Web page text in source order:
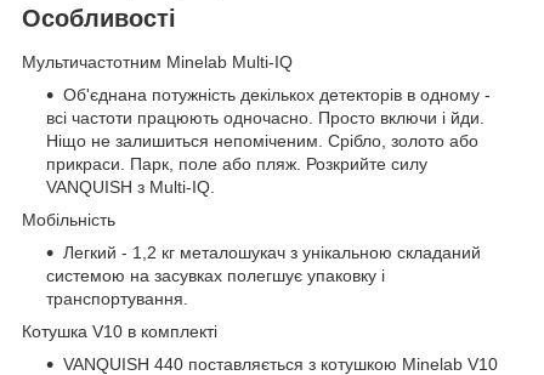
Особливості
Мультичастотним Minelab Multi-IQ
Об'єднана потужність декількох детекторів в одному -
всі частоти працюють одночасно. Просто включи і йди.
Ніщо не залишиться непоміченим. Срібло, золото або
прикраси. Парк, поле або пляж. Розкрийте силу
VANQUISH з Multi-IQ.
Мобільність
Легкий - 1,2 кг металошукач з унікальною складаний
системою на засувках полегшує упаковку і
транспортування.
Котушка V10 в комплекті
VANQUISH 440 поставляється з котушкою Minelab V10